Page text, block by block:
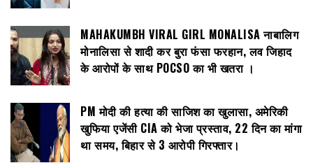
MAHAKUMBH VIRAL GIRL MONALISA नाबालिग
मोनालिसा से शादी कर बुरा फंसा फरहान, लव जिहाद
के आरोपों के साथ POCSO का भी खतरा ।
PM मोदी की हत्या की साजिश का खुलासा, अमेरिकी
खुफिया एजेंसी CIA को भेजा प्रस्ताव, 22 दिन का मांगा
था समय, बिहार से 3 आरोपी गिरफ्तार।